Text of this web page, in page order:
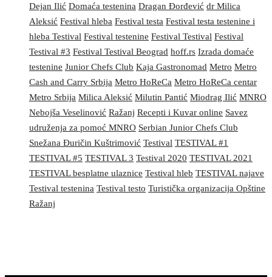
Dejan Ilić Domaća testenina Dragan Đorđević dr Milica
Aleksić Festival hleba Festival testa Festival testa testenine i
hleba Testival Festival testenine Festival Testival Festival
Testival #3 Festival Testival Beograd hoff.rs Izrada domaće
testenine Junior Chefs Club Kaja Gastronomad Metro Metro
Cash and Carry Srbija Metro HoReCa Metro HoReCa centar
Metro Srbija Milica Aleksić Milutin Pantić Miodrag Ilić MNRO
Nebojša Veselinović Ražanj Recepti i Kuvar online Savez
udruženja za pomoć MNRO Serbian Junior Chefs Club
Snežana Đuričin Kuštrimović Testival TESTIVAL #1
TESTIVAL #5 TESTIVAL 3 Testival 2020 TESTIVAL 2021
TESTIVAL besplatne ulaznice Testival hleb TESTIVAL najave
Testival testenina Testival testo Turistička organizacija Opštine
Ražanj